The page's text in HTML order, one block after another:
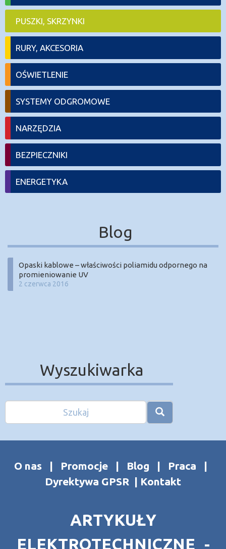
PUSZKI, SKRZYNKI
RURY, AKCESORIA
OŚWIETLENIE
SYSTEMY ODGROMOWE
NARZĘDZIA
BEZPIECZNIKI
ENERGETYKA
Blog
Opaski kablowe – właściwości poliamidu odpornego na
promieniowanie UV
2 czerwca 2016
Wyszukiwarka
O nas| Promocje| Blog | Praca |
Dyrektywa GPSR | Kontakt
ARTYKUŁY
ELEKTROTECHNICZNE -